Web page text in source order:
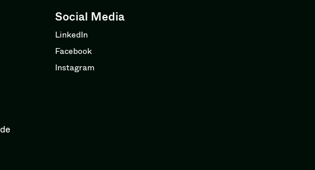
Social Media
LinkedIn
Facebook
Instagram